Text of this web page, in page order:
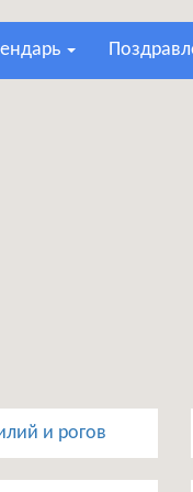
и рогов